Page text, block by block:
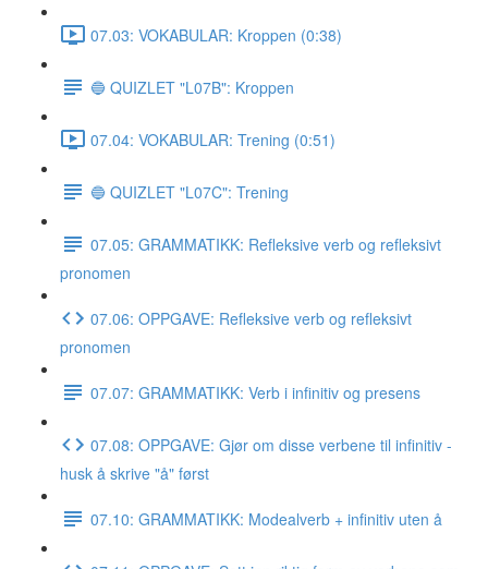
07.03: VOKABULAR: Kroppen (0:38)
🔵 QUIZLET "L07B": Kroppen
07.04: VOKABULAR: Trening (0:51)
🔵 QUIZLET "L07C": Trening
07.05: GRAMMATIKK: Refleksive verb og refleksivt
pronomen
07.06: OPPGAVE: Refleksive verb og refleksivt
pronomen
07.07: GRAMMATIKK: Verb i infinitiv og presens
07.08: OPPGAVE: Gjør om disse verbene til infinitiv -
husk å skrive "å" først
07.10: GRAMMATIKK: Modealverb + infinitiv uten å